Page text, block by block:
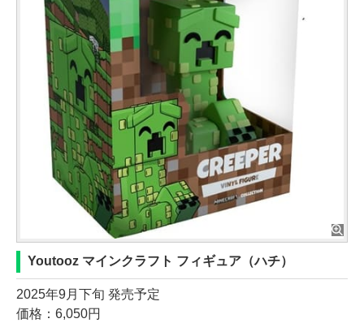
Youtooz マインクラフト フィギュア（ハチ）
2025年9月下旬 発売予定
価格：6,050円